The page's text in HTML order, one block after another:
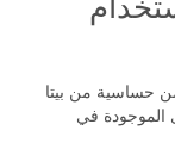
حساسية من بيتا
الموجودة في